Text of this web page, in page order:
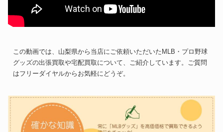
この動画では、山梨県から当店にご依頼いただいたMLB・プロ野球
グッズの出張買取や宅配買取について、ご紹介しています。ご質問
はフリーダイヤルからお気軽にどうぞ。